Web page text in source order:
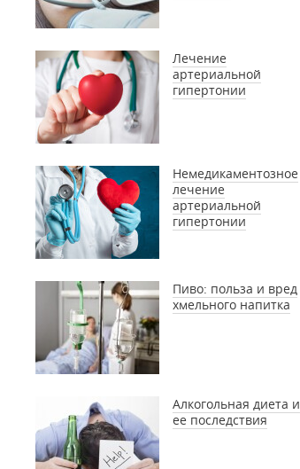
Лечение
артериальной
гипертонии
Немедикаментозное
лечение
артериальной
гипертонии
Пиво: польза и вред
хмельного напитка
Алкогольная диета и
ее последствия